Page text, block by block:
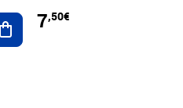
Ajouter au panier
7,50€